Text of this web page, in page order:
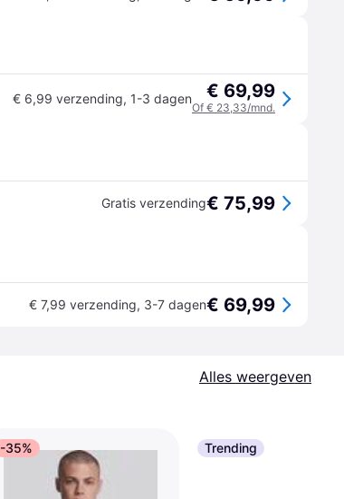
€ 6,99 verzending, 1-3 dagen € 69,99
Of € 23,33/mnd.
Gratis verzending€ 75,99
€ 7,99 verzending, 3-7 dagen€ 69,99
Alles weergeven
-35% Trending